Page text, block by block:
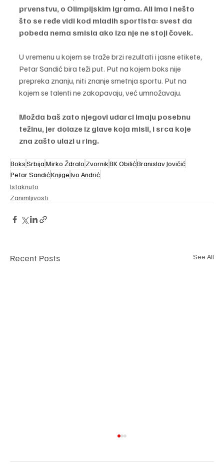
prvenstvu, o Olimpijskim igrama. Ali ima i nešto
što se ređe vidi kod mladih sportista: svest da
pobeda nema smisla ako iza nje ne stoji čovek.
U vremenu u kojem se traže brzi rezultati i jasne etikete,
Petar Sandić bira teži put. Put na kojem boks nije
prepreka znanju, niti znanje smetnja sportu. Put na
kojem se talenti ne zakopavaju, već umnožavaju.
Možda baš zato njegovi udarci imaju posebnu
težinu, jer dolaze iz glave koja misli, i srca koje
zna zašto ulazi u ring.
BoksSrbijaMirko Ždralo ZvornikBK ObilićBranislav Jovičić
Petar SandićKnjigeIvo Andrić
Istaknuto
Zanimljivosti
Recent Posts See All